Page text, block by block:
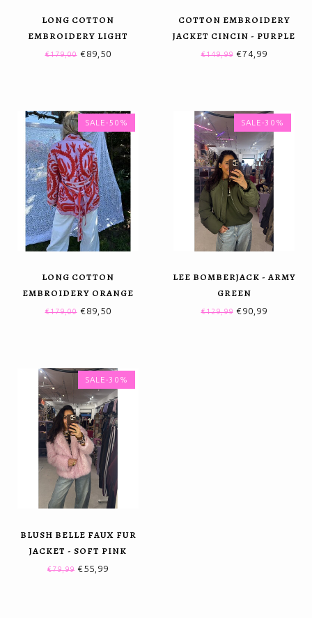
LONG COTTON
EMBROIDERY LIGHT
TURQUOISE BEIGE
€179,00€89,50
COTTON EMBROIDERY
JACKET CINCIN - PURPLE
€149,99€74,99
SALE-50%
LONG COTTON
EMBROIDERY ORANGE
PURPLE
€179,00€89,50
SALE-30%
LEE BOMBERJACK - ARMY
GREEN
€129,99€90,99
SALE-30%
BLUSH BELLE FAUX FUR
JACKET - SOFT PINK
€79,99 €55,99